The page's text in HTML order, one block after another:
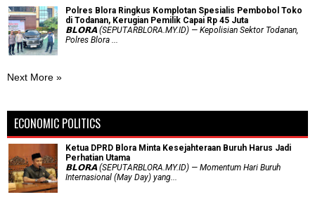
Polres Blora Ringkus Komplotan Spesialis Pembobol Toko
di Todanan, Kerugian Pemilik Capai Rp 45 Juta
𝗕𝗟𝗢𝗥𝗔 (SEPUTARBLORA.MY.ID) — Kepolisian Sektor Todanan,
Polres Blora ...
Next More »
ECONOMIC POLITICS
Ketua DPRD Blora Minta Kesejahteraan Buruh Harus Jadi
Perhatian Utama
​𝗕𝗟𝗢𝗥𝗔 (SEPUTARBLORA.MY.ID) — Momentum Hari Buruh
Internasional (May Day) yang...